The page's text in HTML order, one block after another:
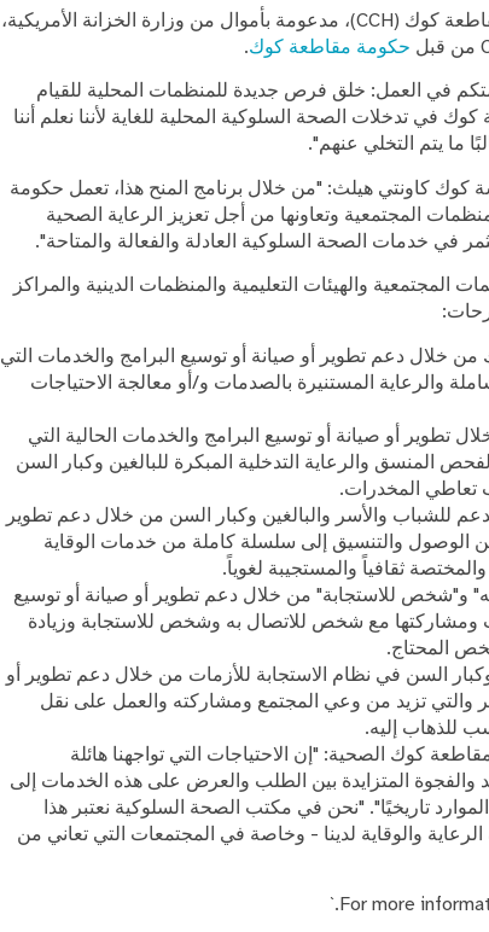
هذه المبادرة، التي يقودها مكتب الصحة السلوكية في صحة مقاطعة كوك (CCH)، مدعومة بأموال من وزارة الخزانة الأمريكية،
حكومة مقاطعة كوك.
في العمل: خلق فرص جديدة للمنظمات المحلية للقيام
في تدخلات الصحة السلوكية المحلية للغاية لأننا نعلم أننا
ما يتم التخلي عنهم".
كوك كاونتي هيلث: "من خلال برنامج المنح هذا، تعمل حكومة
المجتمعية وتعاونها من أجل تعزيز الرعاية الصحية
في خدمات الصحة السلوكية العادلة والفعالة والمتاحة".
والهيئات التعليمية والمنظمات الدينية والمراكز
خلال دعم تطوير أو صيانة أو توسيع البرامج والخدمات التي
والرعاية المستنيرة بالصدمات و/أو معالجة الاحتياجات
تطوير أو صيانة أو توسيع البرامج والخدمات الحالية التي
المنسق والرعاية التدخلية المبكرة للبالغين وكبار السن
تعاطي المخدرات.
للشباب والأسر والبالغين وكبار السن من خلال دعم تطوير
من الوصول والتنسيق إلى سلسلة كاملة من خدمات الوقاية
ثقافياً والمستجيبة لغوياً.
و"شخص للاستجابة" من خلال دعم تطوير أو صيانة أو توسيع
ومشاركتها مع شخص للاتصال به وشخص للاستجابة وزيادة
المحتاج.
وكبار السن في نظام الاستجابة للأزمات من خلال دعم تطوير أو
والتي تزيد من وعي المجتمع ومشاركته والعمل على نقل
للذهاب إليه.
كوك الصحية: "إن الاحتياجات التي تواجهنا هائلة
والفجوة المتزايدة بين الطلب والعرض على هذه الخدمات إلى
تاريخيًا". "نحن في مكتب الصحة السلوكية نعتبر هذا
والوقاية لدينا - وخاصة في المجتمعات التي تعاني من
For more